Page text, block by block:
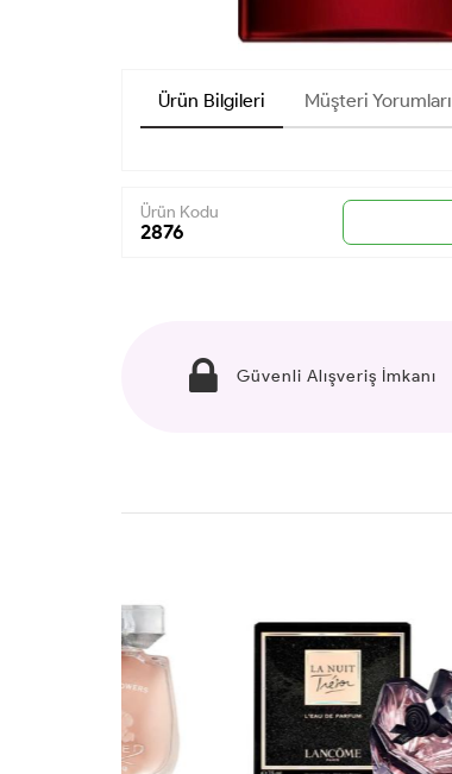
Ürün Bilgileri Müşteri Yorumları
Ürün Kodu
2876
Güvenli Alışveriş İmkanı